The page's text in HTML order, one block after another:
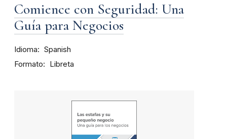
Comience con Seguridad: Una
Guía para Negocios
Idioma Spanish
Formato Libreta